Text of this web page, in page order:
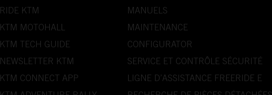
RIDE KTM
KTM MOTOHALL
KTM TECH GUIDE
NEWSLETTER KTM
KTM CONNECT APP
MANUELS
MAINTENANCE
CONFIGURATOR
SERVICE ET CONTRÔLE SÉCURITÉ
LIGNE D’ASSISTANCE FREERIDE E